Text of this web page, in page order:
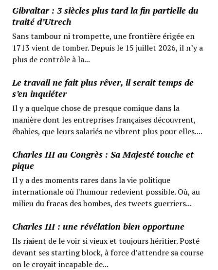
Gibraltar : 3 siècles plus tard la fin partielle du
traité d’Utrech
Sans tambour ni trompette, une frontière érigée en
1713 vient de tomber. Depuis le 15 juillet 2026, il n’y a
plus de contrôle à la...
Le travail ne fait plus rêver, il serait temps de
s’en inquiéter
Il y a quelque chose de presque comique dans la
manière dont les entreprises françaises découvrent,
ébahies, que leurs salariés ne vibrent plus pour elles....
Charles III au Congrès : Sa Majesté touche et
pique
Il y a des moments rares dans la vie politique
internationale où l'humour redevient possible. Où, au
milieu du fracas des bombes, des tweets guerriers...
Charles III : une révélation bien opportune
Ils riaient de le voir si vieux et toujours héritier. Posté
devant ses starting block, à force d’attendre sa course
on le croyait incapable de...